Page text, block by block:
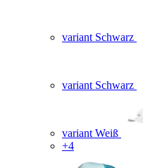
variant Schwarz
variant Schwarz
variant Weiß
+4